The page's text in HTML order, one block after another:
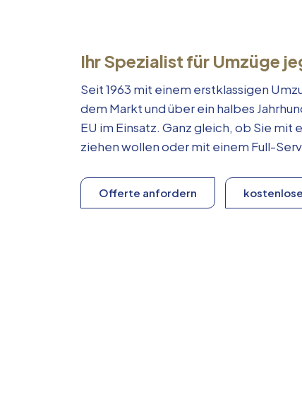
Ihr Spezialist für Umzüge
Seit 1963 mit einem erstklassigen
dem Markt und über ein halbes
EU im Einsatz. Ganz gleich, ob Sie
ziehen wollen oder mit einem Full-
Offerte anfordern